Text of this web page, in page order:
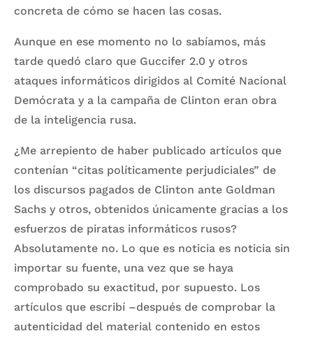
concreta de cómo se hacen las cosas.
Aunque en ese momento no lo sabíamos, más
tarde quedó claro que Guccifer 2.0 y otros
ataques informáticos dirigidos al Comité Nacional
Demócrata y a la campaña de Clinton eran obra
de la inteligencia rusa.
¿Me arrepiento de haber publicado artículos que
contenían “citas políticamente perjudiciales” de
los discursos pagados de Clinton ante Goldman
Sachs y otros, obtenidos únicamente gracias a los
esfuerzos de piratas informáticos rusos?
Absolutamente no. Lo que es noticia es noticia sin
importar su fuente, una vez que se haya
comprobado su exactitud, por supuesto. Los
artículos que escribí –después de comprobar la
autenticidad del material contenido en estos